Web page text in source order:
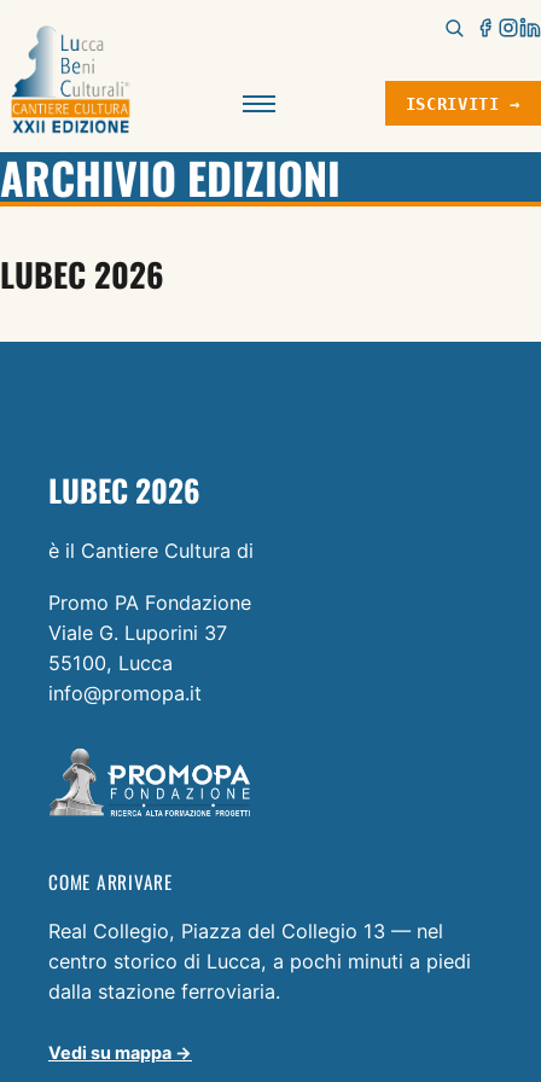
Menu
ISCRIVITI →
ARCHIVIO EDIZIONI
LUBEC 2026
LUBEC 2026
è il Cantiere Cultura di
Promo PA Fondazione
Viale G. Luporini 37
55100, Lucca
info@promopa.it
COME ARRIVARE
Real Collegio, Piazza del Collegio 13 — nel
centro storico di Lucca, a pochi minuti a piedi
dalla stazione ferroviaria.
Vedi su mappa →